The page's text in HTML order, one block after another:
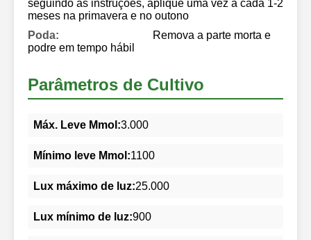
seguindo as instruções, aplique uma vez a cada 1-2
meses na primavera e no outono
Poda:
Remova a parte morta e
podre em tempo hábil
Parâmetros de Cultivo
Máx. Leve Mmol:3.000
Mínimo leve Mmol:1100
Lux máximo de luz:25.000
Lux mínimo de luz:900